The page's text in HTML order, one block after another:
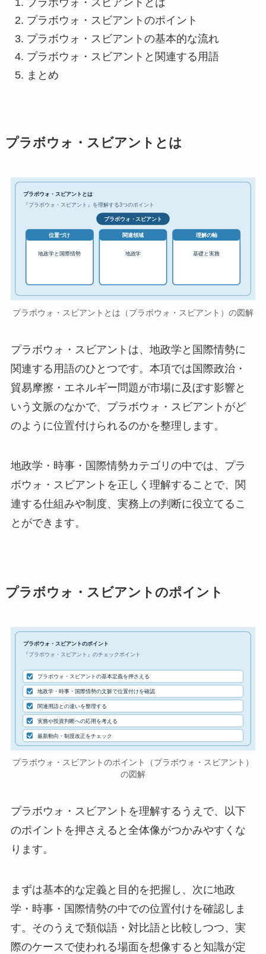
プラボウォ・スビアントとは
プラボウォ・スビアントのポイント
プラボウォ・スビアントの基本的な流れ
プラボウォ・スビアントと関連する用語
まとめ
プラボウォ・スビアントとは
プラボウォ・スビアントとは
『プラボウォ・スビアント』を理解する3つのポイント
プラボウォ・スビアント
位置づけ
地政学と国際情勢
関連領域
地政学
理解の軸
基礎と実務
プラボウォ・スビアントとは（プラボウォ・スビアント）の図解
プラボウォ・スビアントは、地政学と国際情勢に
関連する用語のひとつです。本項では国際政治・
貿易摩擦・エネルギー問題が市場に及ぼす影響と
いう文脈のなかで、プラボウォ・スビアントがど
のように位置付けられるのかを整理します。
地政学・時事・国際情勢カテゴリの中では、プラ
ボウォ・スビアントを正しく理解することで、関
連する仕組みや制度、実務上の判断に役立てるこ
とができます。
プラボウォ・スビアントのポイント
プラボウォ・スビアントのポイント
『プラボウォ・スビアント』のチェックポイント
プラボウォ・スビアントの基本定義を押さえる
地政学・時事・国際情勢の文脈で位置付けを確認
関連用語との違いを整理する
実務や投資判断への応用を考える
最新動向・制度改正をチェック
プラボウォ・スビアントのポイント（プラボウォ・スビアント）
の図解
プラボウォ・スビアントを理解するうえで、以下
のポイントを押さえると全体像がつかみやすくな
ります。
まずは基本的な定義と目的を把握し、次に地政
学・時事・国際情勢の中での位置付けを確認しま
す。そのうえで類似語・対比語と比較しつつ、実
際のケースで使われる場面を想像すると知識が定